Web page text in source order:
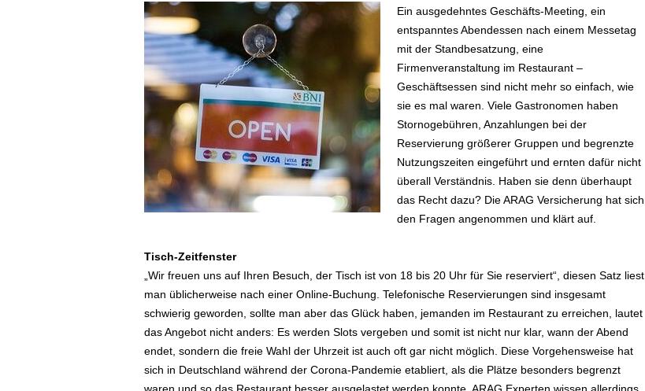
Ein ausgedehntes Geschäfts-Meeting, ein
entspanntes Abendessen nach einem Messetag
mit der Standbesatzung, eine
Firmenveranstaltung im Restaurant –
Geschäftsessen sind nicht mehr so einfach, wie
sie es mal waren. Viele Gastronomen haben
Stornogebühren, Anzahlungen bei der
Reservierung größerer Gruppen und begrenzte
Nutzungszeiten eingeführt und ernten dafür nicht
überall Verständnis. Haben sie denn überhaupt
das Recht dazu? Die ARAG Versicherung hat sich
den Fragen angenommen und klärt auf.
Tisch-Zeitfenster
„Wir freuen uns auf Ihren Besuch, der Tisch ist von 18 bis 20 Uhr für Sie reserviert“, diesen Satz liest
man üblicherweise nach einer Online-Buchung. Telefonische Reservierungen sind insgesamt
schwierig geworden, sollte man aber das Glück haben, jemanden im Restaurant zu erreichen, lautet
das Angebot nicht anders: Es werden Slots vergeben und somit ist nicht nur klar, wann der Abend
endet, sondern die freie Wahl der Uhrzeit ist auch oft gar nicht möglich. Diese Vorgehensweise hat
sich in Deutschland während der Corona-Pandemie etabliert, als die Plätze besonders begrenzt